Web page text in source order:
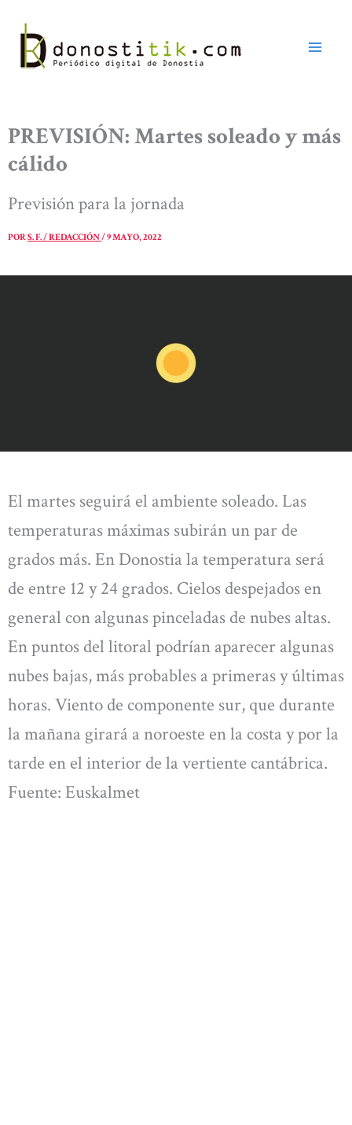
contenido
PREVISIÓN: Martes soleado y más
cálido
Previsión para la jornada
PORS. F. / REDACCIÓN/9 MAYO, 2022
El martes seguirá el ambiente soleado. Las
temperaturas máximas subirán un par de
grados más. En Donostia la temperatura será
de entre 12 y 24 grados. Cielos despejados en
general con algunas pinceladas de nubes altas.
En puntos del litoral podrían aparecer algunas
nubes bajas, más probables a primeras y últimas
horas. Viento de componente sur, que durante
la mañana girará a noroeste en la costa y por la
tarde en el interior de la vertiente cantábrica.
Fuente: Euskalmet